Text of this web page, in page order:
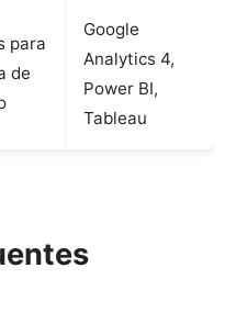
para
de
Google
Analytics 4,
Power BI,
Tableau